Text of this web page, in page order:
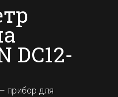
DC12-
прибор для